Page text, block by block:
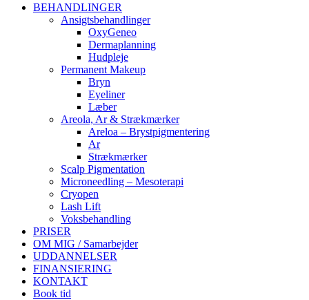
BEHANDLINGER
Ansigtsbehandlinger
OxyGeneo
Dermaplanning
Hudpleje
Permanent Makeup
Bryn
Eyeliner
Læber
Areola, Ar & Strækmærker
Areloa – Brystpigmentering
Ar
Strækmærker
Scalp Pigmentation
Microneedling – Mesoterapi
Cryopen
Lash Lift
Voksbehandling
PRISER
OM MIG / Samarbejder
UDDANNELSER
FINANSIERING
KONTAKT
Book tid